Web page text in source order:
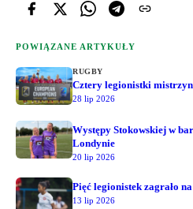
POWIĄZANE ARTYKUŁY
RUGBY
Cztery legionistki
28 lip 2026
Występy Stokowskiej w
Londynie
20 lip 2026
Pięć legionistek zagrało
13 lip 2026